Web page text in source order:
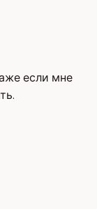
если мне